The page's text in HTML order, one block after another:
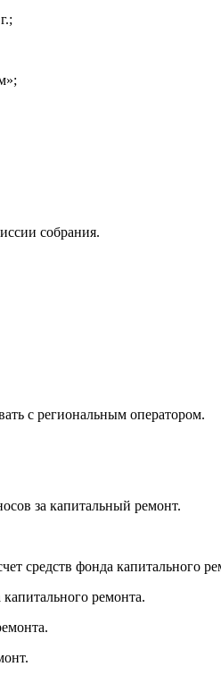
собрания.
с региональным оператором.
за капитальный ремонт.
средств фонда капитального
ремонта.